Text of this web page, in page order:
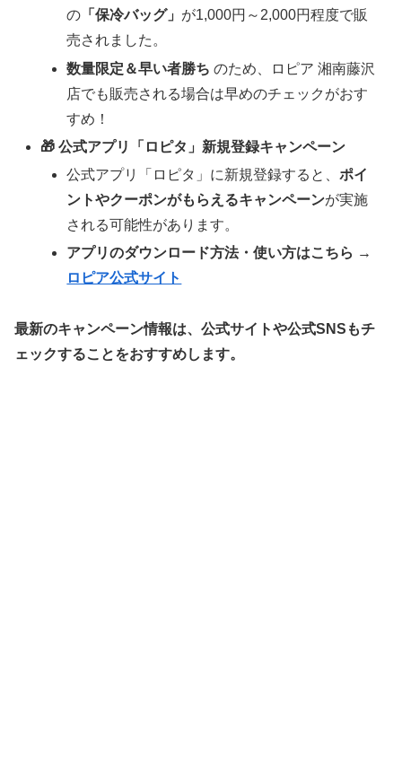
の 「保冷バッグ」 が1,000円～2,000円程度で販
売されました。
数量限定＆早い者勝ち のため、ロピア 湘南藤沢
店でも販売される場合は早めのチェックがおす
すめ！
🎁 公式アプリ「ロピタ」新規登録キャンペーン
公式アプリ「ロピタ」に新規登録すると、ポイ
ントやクーポンがもらえるキャンペーンが実施
される可能性があります。
アプリのダウンロード方法・使い方はこちら →
ロピア公式サイト
最新のキャンペーン情報は、公式サイトや公式SNSもチ
ェックすることをおすすめします。